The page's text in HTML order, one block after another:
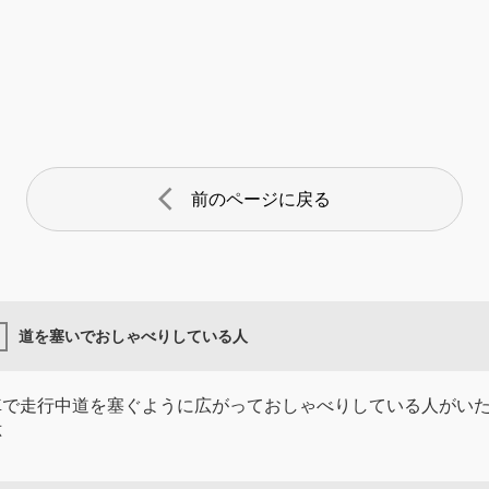
arrow_back_ios 前のページに戻る
道を塞いでおしゃべりしている人
で走行中道を塞ぐように広がっておしゃべりしている人がい